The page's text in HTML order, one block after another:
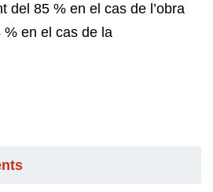
del 85 % en el cas de l’obra
% en el cas de la